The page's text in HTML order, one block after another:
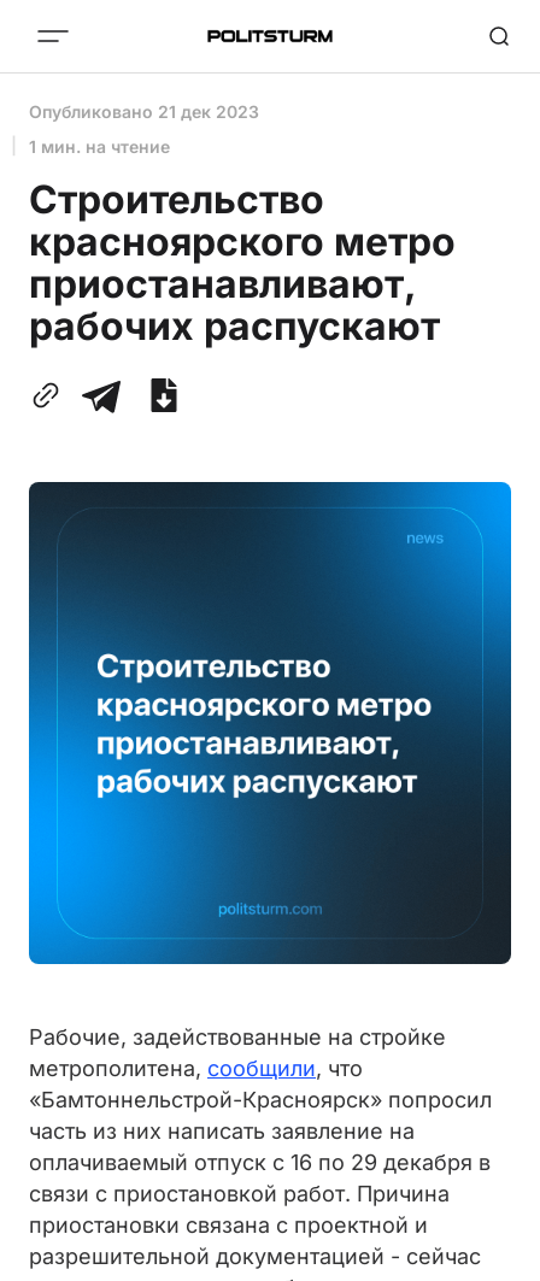
Опубликовано 21 дек 2023
1 мин. на чтение
Строительство
красноярского метро
приостанавливают,
рабочих распускают
Рабочие, задействованные на стройке
метрополитена, сообщили, что
«Бамтоннельстрой-Красноярск» попросил
часть из них написать заявление на
оплачиваемый отпуск с 16 по 29 декабря в
связи с приостановкой работ. Причина
приостановки связана с проектной и
разрешительной документацией - сейчас